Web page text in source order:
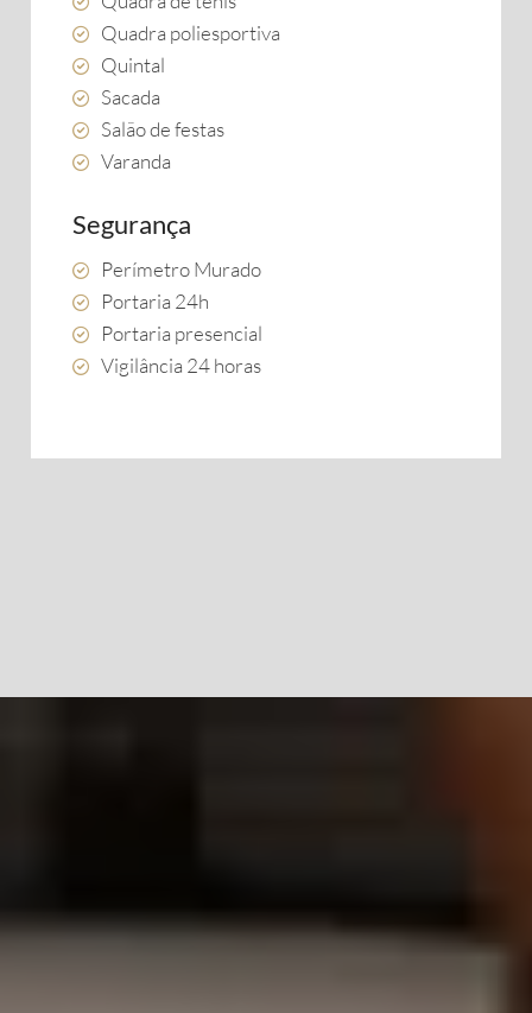
Quadra poliesportiva
Quintal
Sacada
Salão de festas
Varanda
Segurança
Perímetro Murado
Portaria 24h
Portaria presencial
Vigilância 24 horas